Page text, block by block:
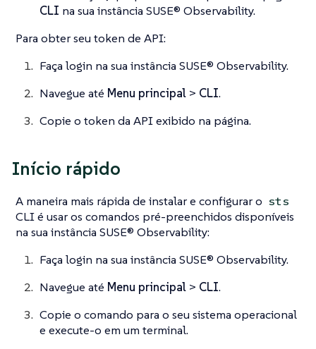
CLI na sua instância SUSE® Observability.
Para obter seu token de API:
Faça login na sua instância SUSE® Observability.
Navegue até Menu principal > CLI.
Copie o token da API exibido na página.
Início rápido
A maneira mais rápida de instalar e configurar o sts
CLI é usar os comandos pré-preenchidos disponíveis
na sua instância SUSE® Observability:
Faça login na sua instância SUSE® Observability.
Navegue até Menu principal > CLI.
Copie o comando para o seu sistema operacional
e execute-o em um terminal.